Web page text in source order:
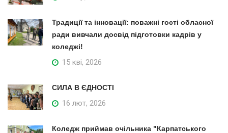
Традиції та інновації: поважні гості обласної
ради вивчали досвід підготовки кадрів у
коледжі!
15 кві, 2026
СИЛА В ЄДНОСТІ
16 лют, 2026
Коледж приймав очільника "Карпатського